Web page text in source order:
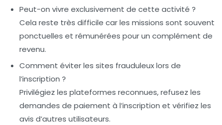
Peut-on vivre exclusivement de cette activité ?
Cela reste très difficile car les missions sont souvent
ponctuelles et rémunérées pour un complément de
revenu.
Comment éviter les sites frauduleux lors de
l’inscription ?
Privilégiez les plateformes reconnues, refusez les
demandes de paiement à l’inscription et vérifiez les
avis d’autres utilisateurs.